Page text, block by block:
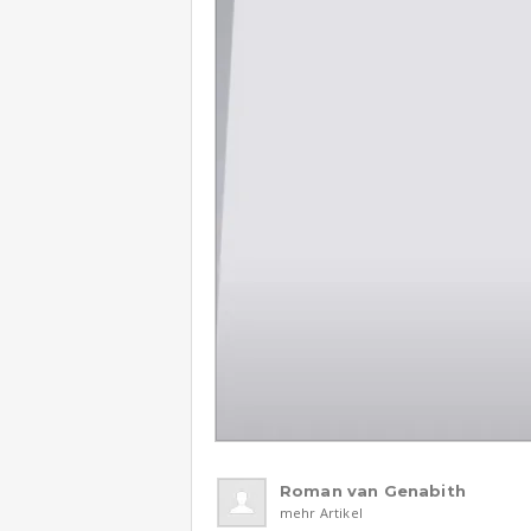
Roman van Genabith
mehr Artikel